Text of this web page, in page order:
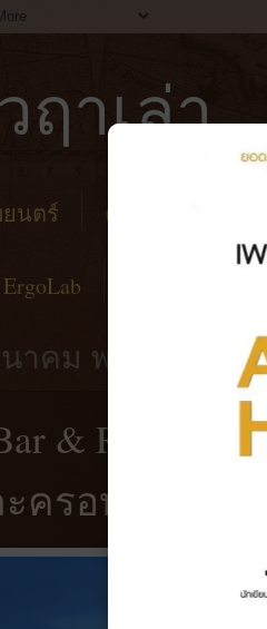
ฤาเล่า
นตร์ คาเฟ่
าคม พ.ศ. 2562
&
ะครอบครัว แ